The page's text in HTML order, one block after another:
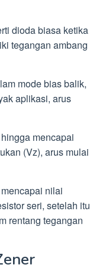
dioda biasa ketika
tegangan ambang
mode bias balik,
aplikasi, arus
mencapai
(Vz), arus mulai
nilai
seri, setelah itu
rentang tegangan